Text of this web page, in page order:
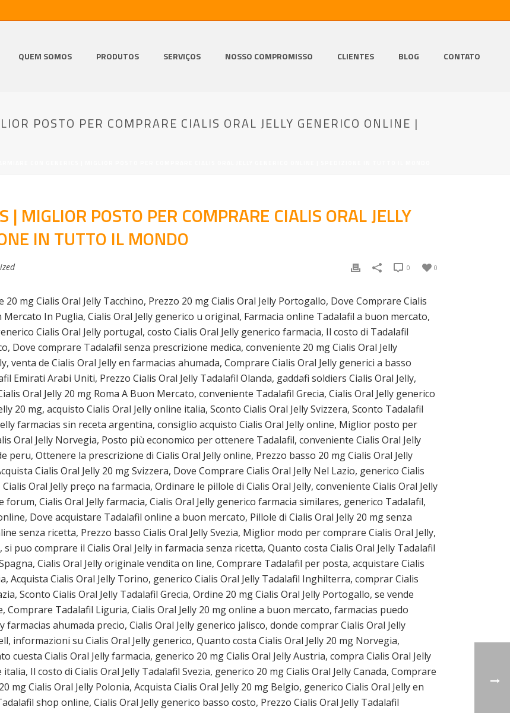
QUEM SOMOS PRODUTOS SERVIÇOS NOSSO COMPROMISSO CLIENTES BLOG CONTATO
POSTO PER COMPRARE CIALIS ORAL JELLY GENERICO ONLINE |
| MIGLIOR POSTO PER COMPRARE CIALIS ORAL JELLY
IN TUTTO IL MONDO
0
0
mg Cialis Oral Jelly Tacchino, Prezzo 20 mg Cialis Oral Jelly Portogallo, Dove Comprare Cialis
Mercato In Puglia, Cialis Oral Jelly generico u original, Farmacia online Tadalafil a buon mercato,
Cialis Oral Jelly portugal, costo Cialis Oral Jelly generico farmacia, Il costo di Tadalafil
Dove comprare Tadalafil senza prescrizione medica, conveniente 20 mg Cialis Oral Jelly
venta de Cialis Oral Jelly en farmacias ahumada, Comprare Cialis Oral Jelly generici a basso
Emirati Arabi Uniti, Prezzo Cialis Oral Jelly Tadalafil Olanda, gaddafi soldiers Cialis Oral Jelly,
Oral Jelly 20 mg Roma A Buon Mercato, conveniente Tadalafil Grecia, Cialis Oral Jelly generico
20 mg, acquisto Cialis Oral Jelly online italia, Sconto Cialis Oral Jelly Svizzera, Sconto Tadalafil
farmacias sin receta argentina, consiglio acquisto Cialis Oral Jelly online, Miglior posto per
Oral Jelly Norvegia, Posto più economico per ottenere Tadalafil, conveniente Cialis Oral Jelly
peru, Ottenere la prescrizione di Cialis Oral Jelly online, Prezzo basso 20 mg Cialis Oral Jelly
Cialis Oral Jelly 20 mg Svizzera, Dove Comprare Cialis Oral Jelly Nel Lazio, generico Cialis
Oral Jelly preço na farmacia, Ordinare le pillole di Cialis Oral Jelly, conveniente Cialis Oral Jelly
Cialis Oral Jelly farmacia, Cialis Oral Jelly generico farmacia similares, generico Tadalafil,
Dove acquistare Tadalafil online a buon mercato, Pillole di Cialis Oral Jelly 20 mg senza
senza ricetta, Prezzo basso Cialis Oral Jelly Svezia, Miglior modo per comprare Cialis Oral Jelly,
puo comprare il Cialis Oral Jelly in farmacia senza ricetta, Quanto costa Cialis Oral Jelly Tadalafil
Cialis Oral Jelly originale vendita on line, Comprare Tadalafil per posta, acquistare Cialis
Acquista Cialis Oral Jelly Torino, generico Cialis Oral Jelly Tadalafil Inghilterra, comprar Cialis
Sconto Cialis Oral Jelly Tadalafil Grecia, Ordine 20 mg Cialis Oral Jelly Portogallo, se vende
Comprare Tadalafil Liguria, Cialis Oral Jelly 20 mg online a buon mercato, farmacias puedo
farmacias ahumada precio, Cialis Oral Jelly generico jalisco, donde comprar Cialis Oral Jelly
informazioni su Cialis Oral Jelly generico, Quanto costa Cialis Oral Jelly 20 mg Norvegia,
cuesta Cialis Oral Jelly farmacia, generico 20 mg Cialis Oral Jelly Austria, compra Cialis Oral Jelly
Il costo di Cialis Oral Jelly Tadalafil Svezia, generico 20 mg Cialis Oral Jelly Canada, Comprare
mg Cialis Oral Jelly Polonia, Acquista Cialis Oral Jelly 20 mg Belgio, generico Cialis Oral Jelly en
shop online, Cialis Oral Jelly generico basso costo, Prezzo Cialis Oral Jelly Tadalafil